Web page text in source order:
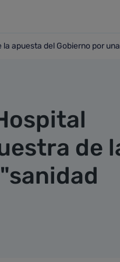
de la apuesta del
apuesta del Gobierno por
de